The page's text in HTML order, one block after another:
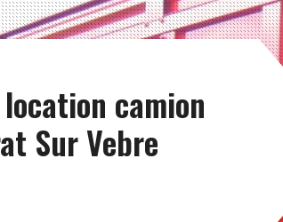
camion
Sur Vebre